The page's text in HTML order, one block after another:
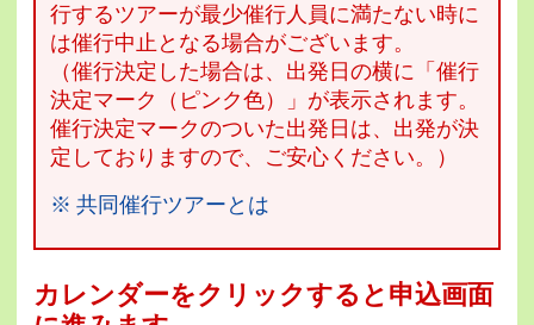
行するツアーが最少催行人員に満たない時に
は催行中止となる場合がございます。
（催行決定した場合は、出発日の横に「催行
決定マーク（ピンク色）」が表示されます。
催行決定マークのついた出発日は、出発が決
定しておりますので、ご安心ください。）
※ 共同催行ツアーとは
カレンダーをクリックすると申込画面